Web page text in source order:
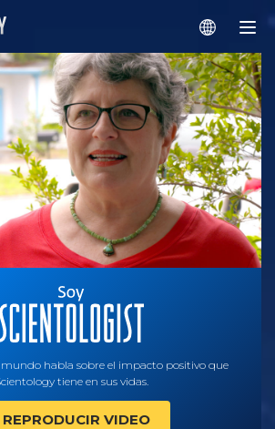
mundo habla sobre el impacto positivo que
tiene en sus vidas.
REPRODUCIR VIDEO